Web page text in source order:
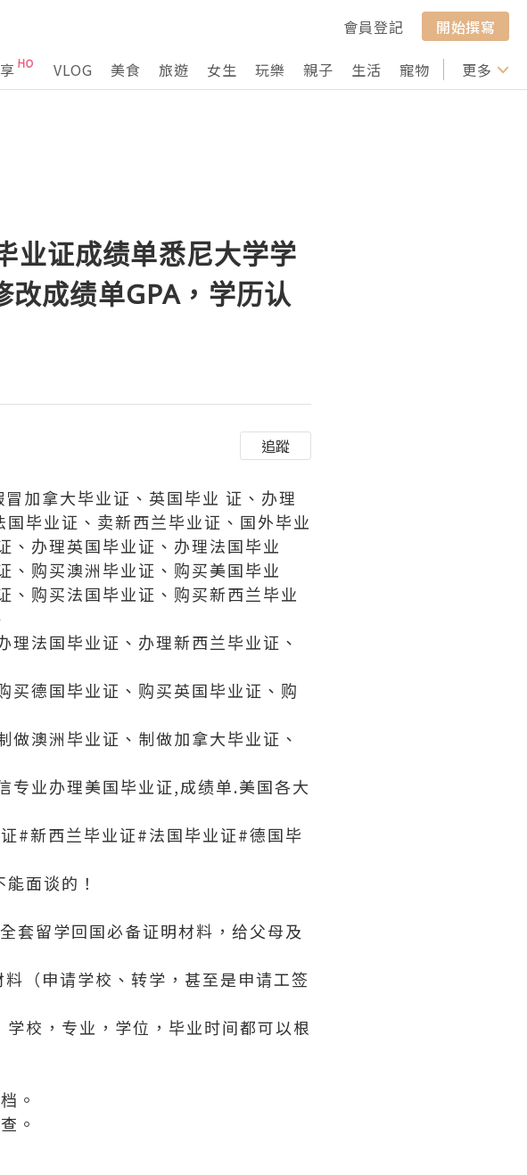
會員登記
開始撰寫
VLOG 美食 旅遊 女生 玩樂 親子 生活 寵物 行山 打卡
更多
业证成绩单悉尼大学学
成绩单GPA，学历认
追蹤
加拿大毕业证、英国毕业 证、办理
毕业证、卖新西兰毕业证、国外毕业
、办理英国毕业证、办理法国毕业
、购买澳洲毕业证、购买美国毕业
、购买法国毕业证、购买新西兰毕业
法国毕业证、办理新西兰毕业证、
买德国毕业证、购买英国毕业证、购
澳洲毕业证、制做加拿大毕业证、
专业办理美国毕业证,成绩单.美国各大
#新西兰毕业证#法国毕业证#德国毕
面谈的！
套留学回国必备证明材料，给父母及
（申请学校、转学，甚至是申请工签
校，专业，学位，毕业时间都可以根
。
。